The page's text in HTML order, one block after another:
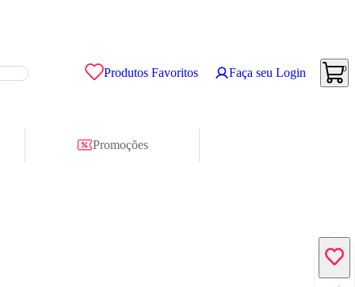
Produtos Favoritos Faça seu Login 0
Promoções